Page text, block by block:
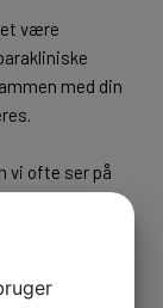
være
med din
vi ofte ser på
direkte